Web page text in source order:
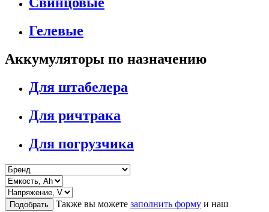
Гелевые
Аккумуляторы по назначению
Для штабелера
Для ричтрака
Для погрузчика
Подобрать Также вы можете заполнить форму и наш